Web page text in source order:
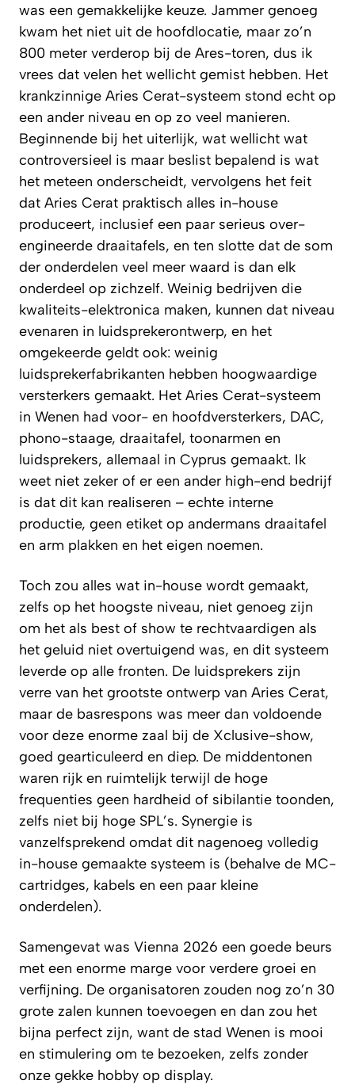
was een gemakkelijke keuze. Jammer genoeg
kwam het niet uit de hoofdlocatie, maar zo’n
800 meter verderop bij de Ares-toren, dus ik
vrees dat velen het wellicht gemist hebben. Het
krankzinnige Aries Cerat-systeem stond echt op
een ander niveau en op zo veel manieren.
Beginnende bij het uiterlijk, wat wellicht wat
controversieel is maar beslist bepalend is wat
het meteen onderscheidt, vervolgens het feit
dat Aries Cerat praktisch alles in-house
produceert, inclusief een paar serieus over-
engineerde draaitafels, en ten slotte dat de som
der onderdelen veel meer waard is dan elk
onderdeel op zichzelf. Weinig bedrijven die
kwaliteits-elektronica maken, kunnen dat niveau
evenaren in luidsprekerontwerp, en het
omgekeerde geldt ook: weinig
luidsprekerfabrikanten hebben hoogwaardige
versterkers gemaakt. Het Aries Cerat-systeem
in Wenen had voor- en hoofdversterkers, DAC,
phono-staage, draaitafel, toonarmen en
luidsprekers, allemaal in Cyprus gemaakt. Ik
weet niet zeker of er een ander high-end bedrijf
is dat dit kan realiseren – echte interne
productie, geen etiket op andermans draaitafel
en arm plakken en het eigen noemen.
Toch zou alles wat in-house wordt gemaakt,
zelfs op het hoogste niveau, niet genoeg zijn
om het als best of show te rechtvaardigen als
het geluid niet overtuigend was, en dit systeem
leverde op alle fronten. De luidsprekers zijn
verre van het grootste ontwerp van Aries Cerat,
maar de basrespons was meer dan voldoende
voor deze enorme zaal bij de Xclusive-show,
goed gearticuleerd en diep. De middentonen
waren rijk en ruimtelijk terwijl de hoge
frequenties geen hardheid of sibilantie toonden,
zelfs niet bij hoge SPL’s. Synergie is
vanzelfsprekend omdat dit nagenoeg volledig
in-house gemaakte systeem is (behalve de MC-
cartridges, kabels en een paar kleine
onderdelen).
Samengevat was Vienna 2026 een goede beurs
met een enorme marge voor verdere groei en
verfijning. De organisatoren zouden nog zo’n 30
grote zalen kunnen toevoegen en dan zou het
bijna perfect zijn, want de stad Wenen is mooi
en stimulering om te bezoeken, zelfs zonder
onze gekke hobby op display.